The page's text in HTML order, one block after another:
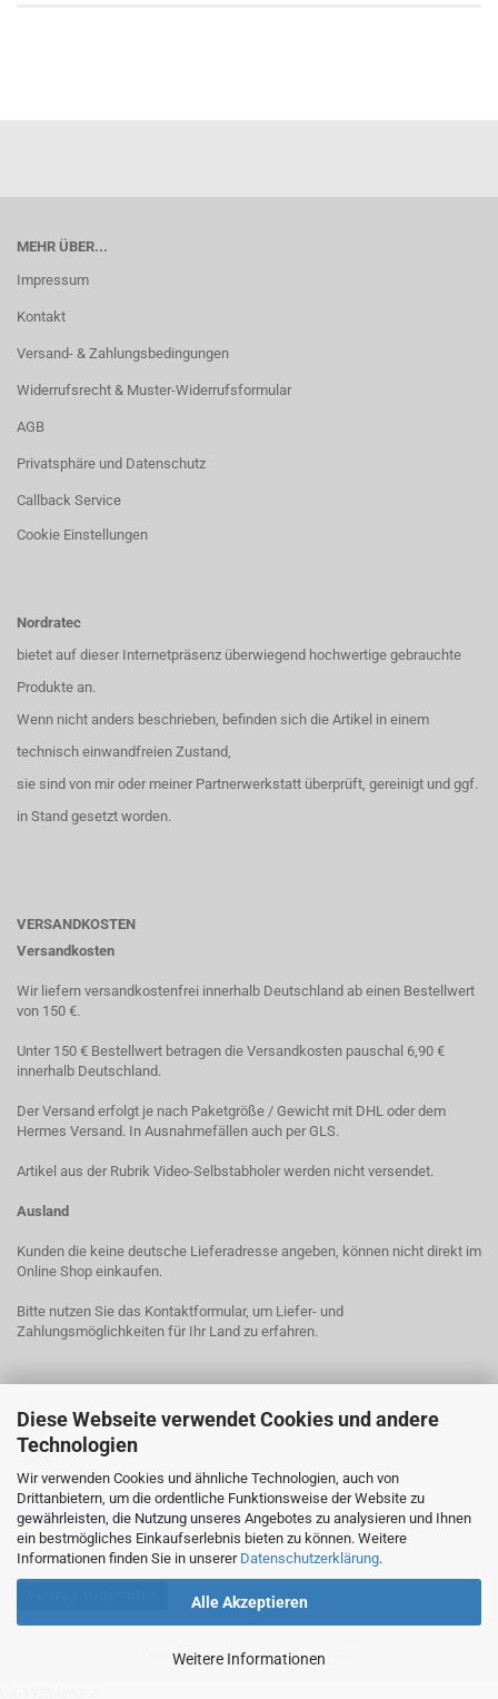
Diese Webseite verwendet Cookies und andere
Technologien
Wir verwenden Cookies und ähnliche Technologien, auch von
Drittanbietern, um die ordentliche Funktionsweise der Website zu
gewährleisten, die Nutzung unseres Angebotes zu analysieren und Ihnen
ein bestmögliches Einkaufserlebnis bieten zu können. Weitere
Informationen finden Sie in unserer Datenschutzerklärung.
Alle Akzeptieren
Weitere Informationen
MEHR ÜBER...
Impressum
Kontakt
Versand- & Zahlungsbedingungen
Widerrufsrecht & Muster-Widerrufsformular
AGB
Privatsphäre und Datenschutz
Callback Service
Cookie Einstellungen
Nordratec
bietet auf dieser Internetpräsenz überwiegend hochwertige gebrauchte
Produkte an.
Wenn nicht anders beschrieben, befinden sich die Artikel in einem
technisch einwandfreien Zustand,
sie sind von mir oder meiner Partnerwerkstatt überprüft, gereinigt und ggf.
in Stand gesetzt worden.
VERSANDKOSTEN
Versandkosten
Wir liefern versandkostenfrei innerhalb Deutschland ab einen Bestellwert
von 150 €.
Unter 150 € Bestellwert betragen die Versandkosten pauschal 6,90 €
innerhalb Deutschland.
Der Versand erfolgt je nach Paketgröße / Gewicht mit DHL oder dem
Hermes Versand. In Ausnahmefällen auch per GLS.
Artikel aus der Rubrik Video-Selbstabholer werden nicht versendet.
Ausland
Kunden die keine deutsche Lieferadresse angeben, können nicht direkt im
Online Shop einkaufen.
Bitte nutzen Sie das Kontaktformular, um Liefer- und
Zahlungsmöglichkeiten für Ihr Land zu erfahren.
LINKS
Links
Zur Online-Streitbeilegungs-Plattform der EU
http://ec.europa.eu/consumers/odr/
Online Shopby Gambio.de © 2026